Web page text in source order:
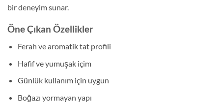
bir deneyim sunar.
Öne Çıkan Özellikler
Ferah ve aromatik tat profili
Hafif ve yumuşak içim
Günlük kullanım için uygun
Boğazı yormayan yapı